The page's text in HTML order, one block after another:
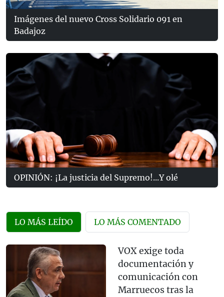
Imágenes del nuevo Cross Solidario 091 en
Badajoz
OPINIÓN: ¡La justicia del Supremo!...Y olé
LO MÁS LEÍDO LO MÁS COMENTADO
VOX exige toda
documentación y
comunicación con
Marruecos tras la